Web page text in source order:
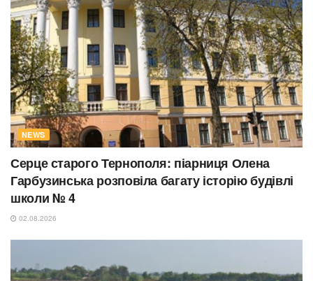
NEWS
Серце старого Тернополя: піарниця Олена
Гарбузинська розповіла багату історію будівлі
школи № 4
02.08.2026